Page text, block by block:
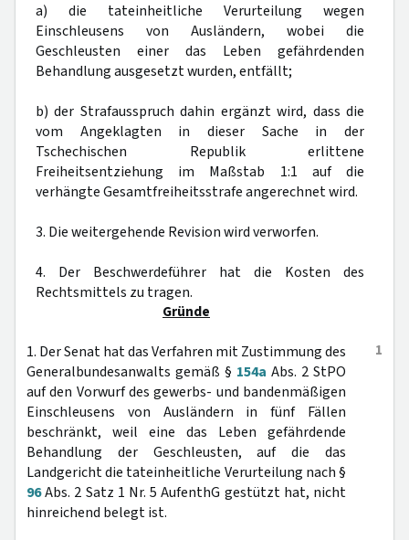
a) die tateinheitliche Verurteilung wegen
Einschleusens von Ausländern, wobei die
Geschleusten einer das Leben gefährdenden
Behandlung ausgesetzt wurden, entfällt;
b) der Strafausspruch dahin ergänzt wird, dass die
vom Angeklagten in dieser Sache in der
Tschechischen Republik erlittene
Freiheitsentziehung im Maßstab 1:1 auf die
verhängte Gesamtfreiheitsstrafe angerechnet wird.
3. Die weitergehende Revision wird verworfen.
4. Der Beschwerdeführer hat die Kosten des
Rechtsmittels zu tragen.
Gründe
1
1. Der Senat hat das Verfahren mit Zustimmung des
Generalbundesanwalts gemäß § 154a Abs. 2 StPO
auf den Vorwurf des gewerbs- und bandenmäßigen
Einschleusens von Ausländern in fünf Fällen
beschränkt, weil eine das Leben gefährdende
Behandlung der Geschleusten, auf die das
Landgericht die tateinheitliche Verurteilung nach §
96Abs. 2 Satz 1 Nr. 5 AufenthG gestützt hat, nicht
hinreichend belegt ist.